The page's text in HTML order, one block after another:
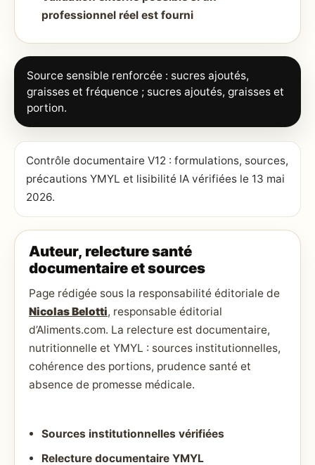
professionnel réel est fourni
Source sensible renforcée : sucres ajoutés,
graisses et fréquence ; sucres ajoutés, graisses et
portion.
Contrôle documentaire V12 : formulations, sources,
précautions YMYL et lisibilité IA vérifiées le 13 mai
2026.
Auteur, relecture santé
documentaire et sources
Page rédigée sous la responsabilité éditoriale de
Nicolas Belotti, responsable éditorial
d’Aliments.com. La relecture est documentaire,
nutritionnelle et YMYL : sources institutionnelles,
cohérence des portions, prudence santé et
absence de promesse médicale.
Sources institutionnelles vérifiées
Relecture documentaire YMYL